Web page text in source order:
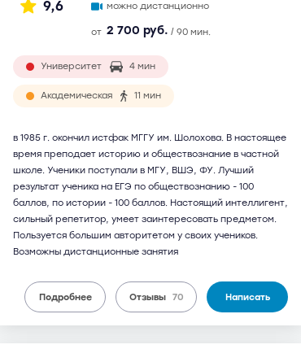
9,6
можно дистанционно
от 2 700 руб. / 90 мин.
Университет 4 мин
Академическая 11 мин
в 1985 г. окончил истфак МГГУ им. Шолохова. В настоящее
время преподает историю и обществознание в частной
школе. Ученики поступали в МГУ, ВШЭ, ФУ. Лучший
результат ученика на ЕГЭ по обществознанию - 100
баллов, по истории - 100 баллов. Настоящий интеллигент,
сильный репетитор, умеет заинтересовать предметом.
Пользуется большим авторитетом у своих учеников.
Возможны дистанционные занятия
Подробнее Отзывы 70 Написать